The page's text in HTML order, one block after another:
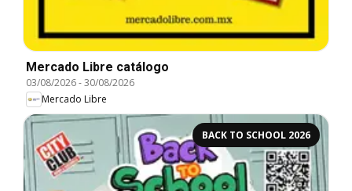
Mercado Libre catálogo
03/08/2026-30/08/2026
Mercado Libre
BACK TO SCHOOL 2026